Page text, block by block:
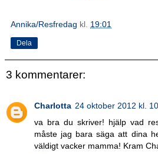
Annika/Resfredag kl. 19:01
Dela
3 kommentarer:
Charlotta 24 oktober 2012 kl.
va bra du skriver! hjälp vad
måste jag bara säga att dina
väldigt vacker mamma! Kram